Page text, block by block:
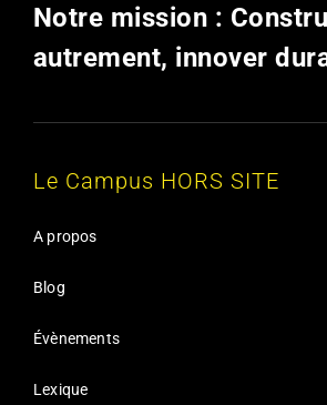
Notre mission :
autrement, innover
Le Campus HORS SITE
A propos
Blog
Évènements
Lexique